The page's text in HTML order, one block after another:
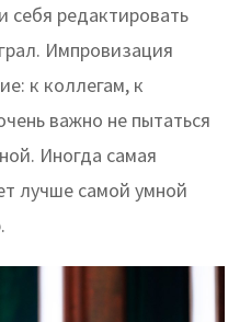
себя редактировать
Импровизация
к коллегам, к
важно не пытаться
Иногда самая
лучше самой умной